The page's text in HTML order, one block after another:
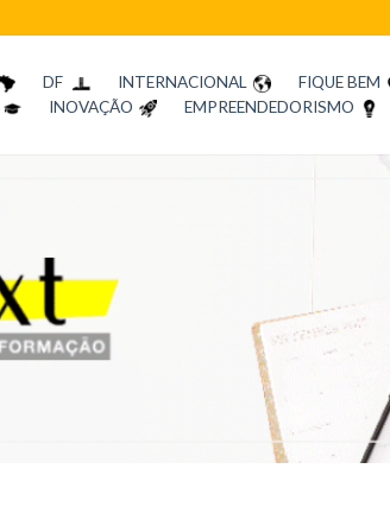
DF INTERNACIONAL FIQUE BEM
INOVAÇÃO EMPREENDEDORISMO